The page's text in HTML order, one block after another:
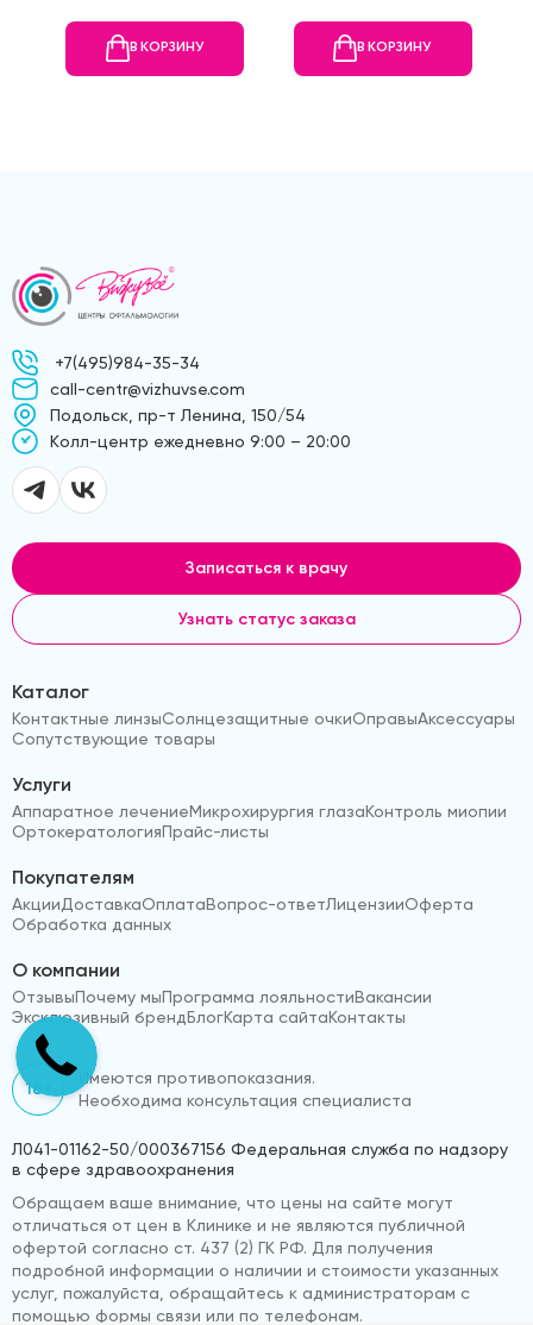
В КОРЗИНУ В КОРЗИНУ
+7(495)984-35-34
call-centr@vizhuvse.com
Подольск, пр-т Ленина, 150/54
Kолл-центр ежедневно 9:00 – 20:00
Записаться к врачу
Узнать статус заказа
Каталог
Контактные линзыСолнцезащитные очкиОправыАксессуары
Сопутствующие товары
Услуги
Аппаратное лечениеМикрохирургия глазаКонтроль миопии
ОртокератологияПрайс-листы
Покупателям
АкцииДоставкаОплатаВопрос-ответЛицензииОферта
Обработка данных
О компании
ОтзывыПочему мыПрограмма лояльностиВакансии
Эксклюзивный брендБлогКарта сайтаКонтакты
18+
Имеются противопоказания.
Необходима консультация специалиста
Л041-01162-50/000367156 Федеральная служба по надзору
в сфере здравоохранения
Обращаем ваше внимание, что цены на сайте могут
отличаться от цен в Клинике и не являются публичной
офертой согласно ст. 437 (2) ГК РФ. Для получения
подробной информации о наличии и стоимости указанных
услуг, пожалуйста, обращайтесь к администраторам с
помощью формы связи или по телефонам.